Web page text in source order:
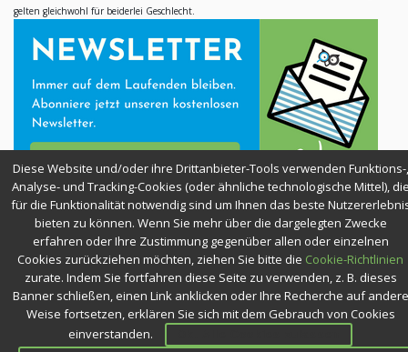
gelten gleichwohl für beiderlei Geschlecht.
SICHER EINKAUFEN
Diese Website und/oder ihre Drittanbieter-Tools verwenden Funktions-,
Analyse- und Tracking-Cookies (oder ähnliche technologische Mittel),
für die Funktionalität notwendig sind um Ihnen das beste
bieten zu können. Wenn Sie mehr über die dargelegten Zwecke
erfahren oder Ihre Zustimmung gegenüber allen oder einzelnen
Cookies zurückziehen möchten, ziehen Sie bitte die Cookie-Richtlinien
zurate. Indem Sie fortfahren diese Seite zu verwenden, z. B. dieses
Banner schließen, einen Link anklicken oder Ihre Recherche auf andere
Weise fortsetzen, erklären Sie sich mit dem Gebrauch von Cookies
einverstanden.